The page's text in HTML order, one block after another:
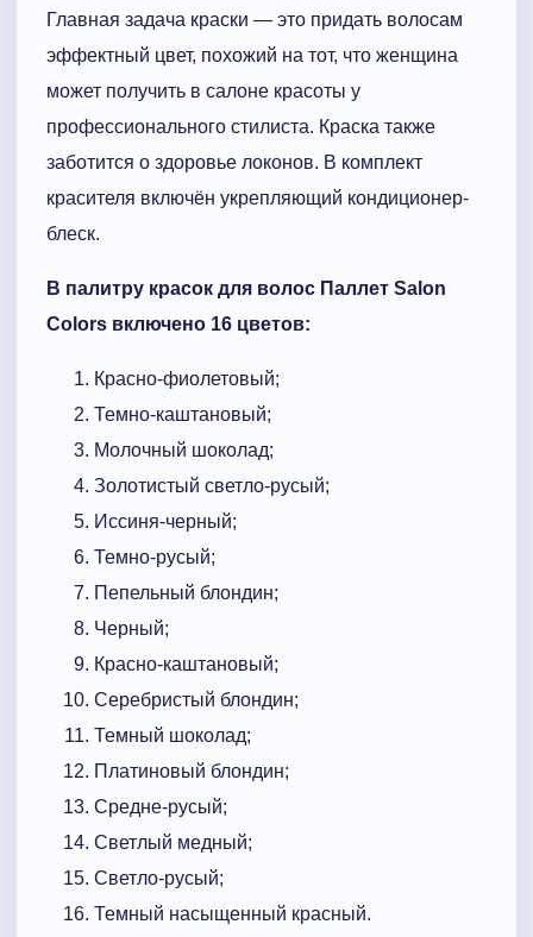
Главная задача краски — это придать волосам
эффектный цвет, похожий на тот, что женщина
может получить в салоне красоты у
профессионального стилиста. Краска также
заботится о здоровье локонов. В комплект
красителя включён укрепляющий кондиционер-
блеск.
В палитру красок для волос Паллет Salon
Colors включено 16 цветов:
Красно-фиолетовый;
Темно-каштановый;
Молочный шоколад;
Золотистый светло-русый;
Иссиня-черный;
Темно-русый;
Пепельный блондин;
Черный;
Красно-каштановый;
Серебристый блондин;
Темный шоколад;
Платиновый блондин;
Средне-русый;
Светлый медный;
Светло-русый;
Темный насыщенный красный.